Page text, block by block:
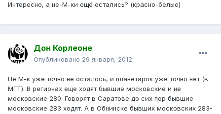
Интересно, а не-М-ки ещё остались? (красно-белые)
Дон Корлеоне
Опубликовано 29 января, 2012
Не М-к уже точно не осталось, и планетарок уже точно нет (в
МГТ). В регионах еще ходят бывшие московские и не
московские 280. Говорят в Саратове до сих пор бывшие
московские 283 ходят. А в Обнинске бывших московских 283-